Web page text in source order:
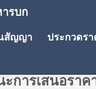
รบก
สัญญา ประกวดร
การเสนอราค